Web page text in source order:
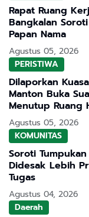
Rapat Ruang
Bangkalan
Papan Nama
Agustus 05, 2026
PERISTIWA
Dilaporkan
Manton Buka
Menutup Ruang
Agustus 05, 2026
KOMUNITAS
Soroti
Didesak Lebih
Tugas
Agustus 04, 2026
Daerah